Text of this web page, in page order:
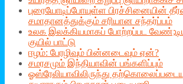
புரையோடிப்போயுள்ள பிரச்சினையின்
சமாதானத்துக்கும் சரியான சந்தர்ப்பம்
உலக இலக்கியமாகப் போற்றப்பட
குயில் பாட்டு
ஈழம்: பேரழிவும் பின்னடைவும் ஏன்?
சமரசமும் இந்தியாவின் பங்களிப்பும்
ஓஸ்ரேலியாவிலிருந்து